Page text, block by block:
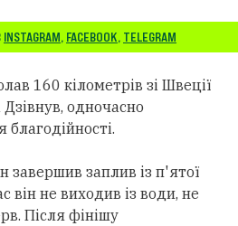
INSTAGRAM, FACEBOOK, TELEGRAM
160 кілометрів зі Швеції
одночасно
завершив заплив із п'ятої
він не виходив із води, не
Після фінішу